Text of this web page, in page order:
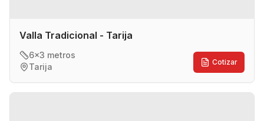
Valla Tradicional - Tarija
6x3 metros
Tarija
Cotizar